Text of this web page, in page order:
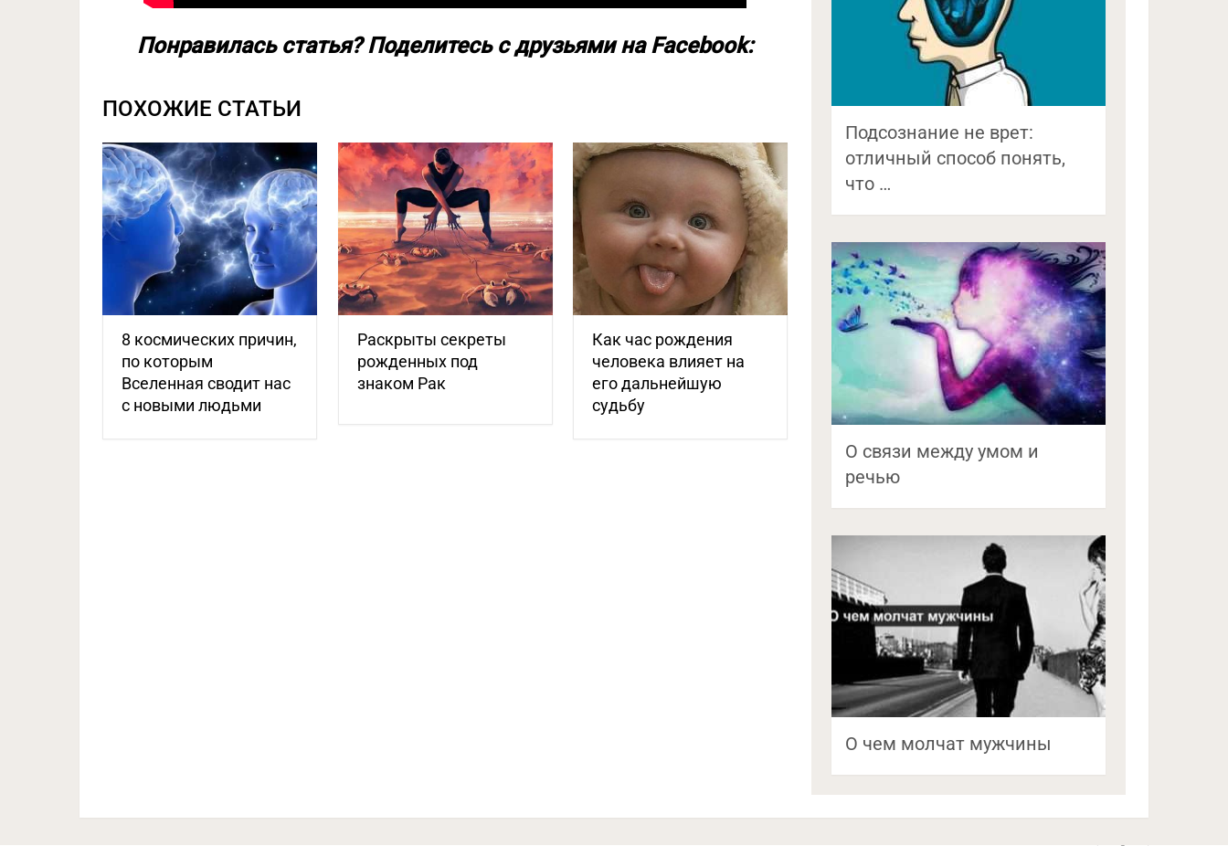
Понравилась статья? Поделитесь с друзьями на Facebook:
ПОХОЖИЕ СТАТЬИ
8 космических причин,
по которым
Вселенная сводит нас
с новыми людьми
Раскрыты секреты
рожденных под
знаком Рак
Как час рождения
человека влияет на
его дальнейшую
судьбу
Подсознание не врет:
отличный способ понять,
что …
О связи между умом и
речью
О чем молчат мужчины